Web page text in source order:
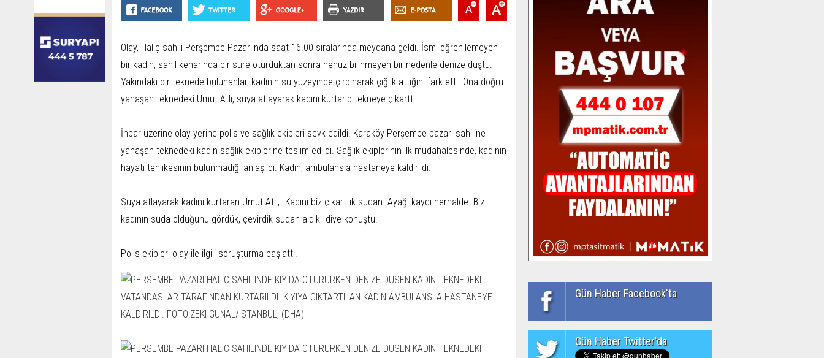
Olay, Haliç sahili Perşembe Pazarı'nda saat 16.00 sıralarında meydana geldi. İsmi öğrenilemeyen
bir kadın, sahil kenarında bir süre oturduktan sonra henüz bilinmeyen bir nedenle denize düştü.
Yakındaki bir teknede bulunanlar, kadının su yüzeyinde çırpınarak çığlık attığını fark etti. Ona doğru
yanaşan teknedeki Umut Atlı, suya atlayarak kadını kurtarıp tekneye çıkarttı.
İhbar üzerine olay yerine polis ve sağlık ekipleri sevk edildi. Karaköy Perşembe pazarı sahiline
yanaşan teknedeki kadın sağlık ekiplerine teslim edildi. Sağlık ekiplerinin ilk müdahalesinde, kadının
hayati tehlikesinin bulunmadığı anlaşıldı. Kadın, ambulansla hastaneye kaldırıldı.
Suya atlayarak kadını kurtaran Umut Atlı, "Kadını biz çıkarttık sudan. Ayağı kaydı herhalde. Biz
kadının suda olduğunu gördük, çevirdik sudan aldık" diye konuştu.
Polis ekipleri olay ile ilgili soruşturma başlattı.
Gün Haber Facebook'ta
Gün Haber Twitter'da